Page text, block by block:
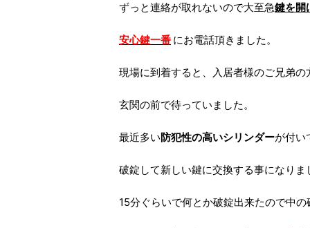
ずっと連絡が取れないので大至急鍵を開
安心鍵一番 にお電話頂きました。
現場に到着すると、入居者様のご兄弟の
玄関の前で待っていました。
最近多い防犯性の高いシリンダーが付い
破錠して新しい鍵に交換する事になりま
15分ぐらいで何とか破錠出来たので中